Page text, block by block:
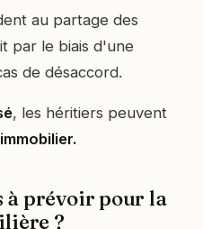
au partage des
par le biais d'une
de désaccord.
, les héritiers peuvent
à prévoir pour la
?